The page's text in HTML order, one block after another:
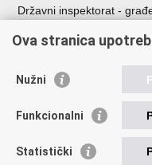
Državni inspektorat -
Vlada Republike Hrvatske
Agencija za pravni
Fond za zaštitu okoliša i
Ova stranica
Nužni
Funkcionalni
Statistički